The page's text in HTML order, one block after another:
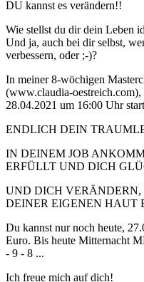
DU kannst es verändern!!
Wie stellst du dir dein Leben
Und ja, auch bei dir selbst,
verbessern, oder ;-)?
In meiner 8-wöchigen
(www.claudia-
28.04.2021 um 16:00 Uhr
ENDLICH DEIN
IN DEINEM JOB
ERFÜLLT UND DICH
UND DICH
DEINER EIGENEN HAUT
Du kannst nur noch heute,
Euro. Bis heute Mitternacht
- 9 - 8 ...
Ich freue mich auf dich!